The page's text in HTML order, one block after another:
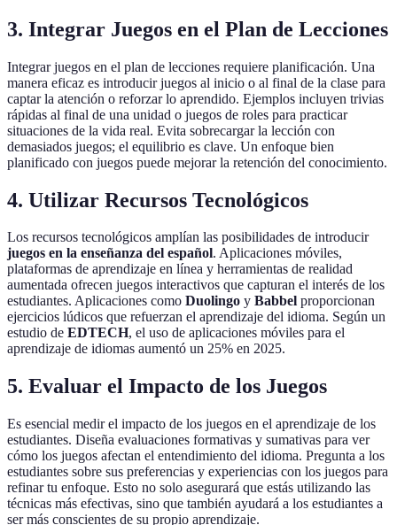
3. Integrar Juegos en el Plan de Lecciones
Integrar juegos en el plan de lecciones requiere planificación. Una
manera eficaz es introducir juegos al inicio o al final de la clase para
captar la atención o reforzar lo aprendido. Ejemplos incluyen trivias
rápidas al final de una unidad o juegos de roles para practicar
situaciones de la vida real. Evita sobrecargar la lección con
demasiados juegos; el equilibrio es clave. Un enfoque bien
planificado con juegos puede mejorar la retención del conocimiento.
4. Utilizar Recursos Tecnológicos
Los recursos tecnológicos amplían las posibilidades de introducir
juegos en la enseñanza del español. Aplicaciones móviles,
plataformas de aprendizaje en línea y herramientas de realidad
aumentada ofrecen juegos interactivos que capturan el interés de los
estudiantes. Aplicaciones como Duolingo y Babbel proporcionan
ejercicios lúdicos que refuerzan el aprendizaje del idioma. Según un
estudio de EDTECH, el uso de aplicaciones móviles para el
aprendizaje de idiomas aumentó un 25% en 2025.
5. Evaluar el Impacto de los Juegos
Es esencial medir el impacto de los juegos en el aprendizaje de los
estudiantes. Diseña evaluaciones formativas y sumativas para ver
cómo los juegos afectan el entendimiento del idioma. Pregunta a los
estudiantes sobre sus preferencias y experiencias con los juegos para
refinar tu enfoque. Esto no solo asegurará que estás utilizando las
técnicas más efectivas, sino que también ayudará a los estudiantes a
ser más conscientes de su propio aprendizaje.